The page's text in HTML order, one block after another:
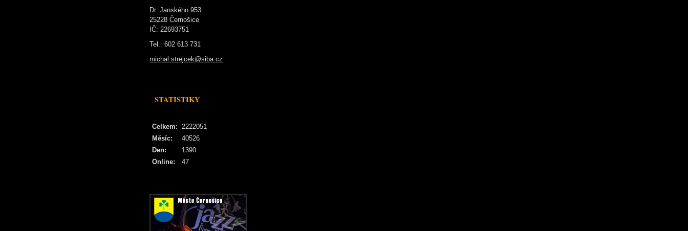
Dr. Janského 953
25228 Černošice
IČ: 22693751
Tel.: 602 613 731
michal.strejcek@siba.cz
STATISTIKY
Online: 47
Celkem: 2222051
Měsíc:
40526
Den:
1390